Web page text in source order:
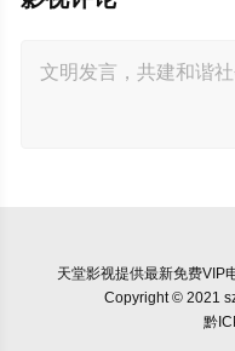
天堂影视提供最新免费VIP
Copyright © 2021
黔